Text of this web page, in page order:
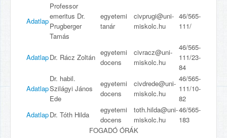
Adatlap
Professor
emeritus Dr.
Prugberger
Tamás
egyetemi
tanár
civprugi@uni-
miskolc.hu
46/565-
111/
AdatlapDr. Rácz Zoltán
egyetemi
docens
civracz@uni-
miskolc.hu
46/565-
111/23-
84
Adatlap
Dr. habil.
Szilágyi János
Ede
egyetemi
docens
civdrede@uni-
miskolc.hu
46/565-
111/10-
82
AdatlapDr. Tóth Hilda
egyetemi
docens
toth.hilda@uni-
miskolc.hu
46/565-
183
FOGADÓ ÓRÁK